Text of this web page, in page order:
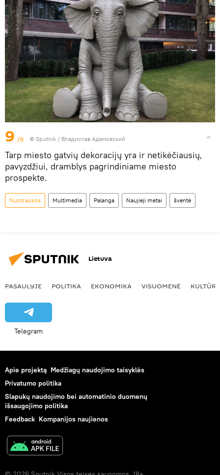
9 /9 © Sputnik / Владислав Адамовский
Tarp miesto gatvių dekoracijų yra ir netikėčiausių,
pavyzdžiui, dramblys pagrindiniame miesto
prospekte.
Nuotraukos Multimedia Palanga Naujieji metai šventė
Lietuva
PASAULYJE POLITIKA EKONOMIKA VISUOMENĖ KULTŪRA
Telegram
Apie projektą Medžiagų naudojimo taisyklės
Privatumo politika
Slapukų naudojimo bei automatinio duomenų
išsaugojimo politika
Feedback Kompanijos naujienos